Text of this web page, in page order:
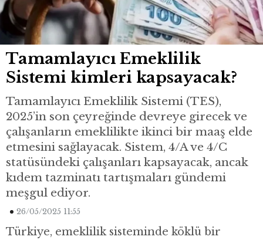
Tamamlayıcı Emeklilik
Sistemi kimleri kapsayacak?
Tamamlayıcı Emeklilik Sistemi (TES),
2025’in son çeyreğinde devreye girecek ve
çalışanların emeklilikte ikinci bir maaş elde
etmesini sağlayacak. Sistem, 4/A ve 4/C
statüsündeki çalışanları kapsayacak, ancak
kıdem tazminatı tartışmaları gündemi
meşgul ediyor.
26/05/2025 11:55
Türkiye, emeklilik sisteminde köklü bir